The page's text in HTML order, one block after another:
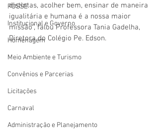
POSSE
Institucional e Governo
Homenagem
Meio Ambiente e Turismo
Convênios e Parcerias
Licitações
Carnaval
Administração e Planejamento
distintas, acolher bem, ensinar de maneira
igualitária e humana é a nossa maior
missão”, falou Professora Tania Gadelha,
Diretora do Colégio Pe. Edson.